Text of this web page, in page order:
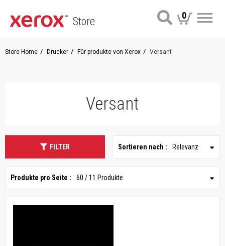
Store 0
Store Home Drucker Für produkte von Xerox Versant
Versant
FILTER Sortieren nach : Relevanz
Produkte pro Seite : 60 / 11 Produkte